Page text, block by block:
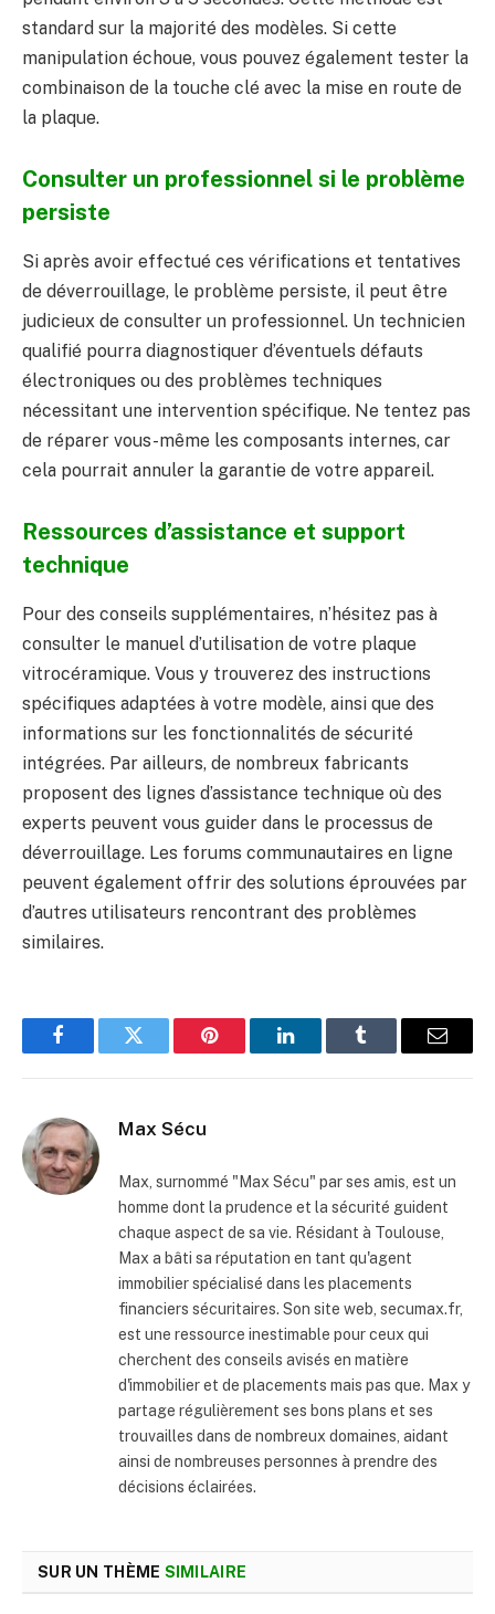
standard sur la majorité des modèles. Si cette
manipulation échoue, vous pouvez également tester la
combinaison de la touche clé avec la mise en route de
la plaque.
Consulter un professionnel si le problème
persiste
Si après avoir effectué ces vérifications et tentatives
de déverrouillage, le problème persiste, il peut être
judicieux de consulter un professionnel. Un technicien
qualifié pourra diagnostiquer d’éventuels défauts
électroniques ou des problèmes techniques
nécessitant une intervention spécifique. Ne tentez pas
de réparer vous-même les composants internes, car
cela pourrait annuler la garantie de votre appareil.
Ressources d’assistance et support
technique
Pour des conseils supplémentaires, n’hésitez pas à
consulter le manuel d’utilisation de votre plaque
vitrocéramique. Vous y trouverez des instructions
spécifiques adaptées à votre modèle, ainsi que des
informations sur les fonctionnalités de sécurité
intégrées. Par ailleurs, de nombreux fabricants
proposent des lignes d’assistance technique où des
experts peuvent vous guider dans le processus de
déverrouillage. Les forums communautaires en ligne
peuvent également offrir des solutions éprouvées par
d’autres utilisateurs rencontrant des problèmes
similaires.
FacebookTwitter Pinterest LinkedInTumblr Email
Max Sécu
Max, surnommé "Max Sécu" par ses amis, est un
homme dont la prudence et la sécurité guident
chaque aspect de sa vie. Résidant à Toulouse,
Max a bâti sa réputation en tant qu'agent
immobilier spécialisé dans les placements
financiers sécuritaires. Son site web, secumax.fr,
est une ressource inestimable pour ceux qui
cherchent des conseils avisés en matière
d'immobilier et de placements mais pas que. Max y
partage régulièrement ses bons plans et ses
trouvailles dans de nombreux domaines, aidant
ainsi de nombreuses personnes à prendre des
décisions éclairées.
SUR UN THÈME SIMILAIRE